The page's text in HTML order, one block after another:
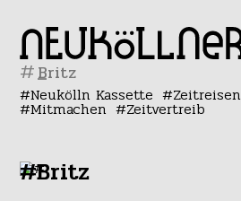
#
Neukölln Kassette Zeitreisen
Mitmachen Zeitvertreib
#Britz